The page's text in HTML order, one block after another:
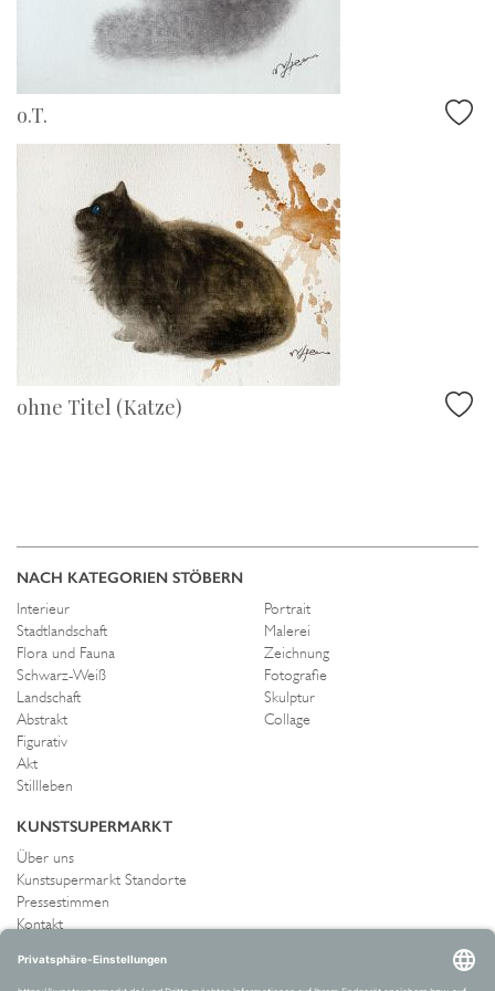
o.T.
ohne Titel (Katze)
NACH KATEGORIEN STÖBERN
Interieur
Stadtlandschaft
Flora und Fauna
Schwarz-Weiß
Landschaft
Abstrakt
Figurativ
Akt
Stillleben
Portrait
Malerei
Zeichnung
Fotografie
Skulptur
Collage
KUNSTSUPERMARKT
Über uns
Kunstsupermarkt Standorte
Pressestimmen
Kontakt
IMPRESSUM UND AGB